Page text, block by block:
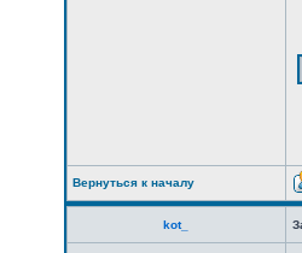
Вернуться к началу
kot_